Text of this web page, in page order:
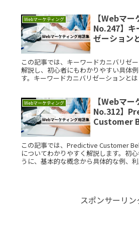
Webマーケティング
【Webマ
No.247】キ
ゼーション
この記事では、キーワードカニバリゼ
解説し、初心者にもわかりやすい具体
す。キーワードカニバリゼーションと
Webマーケティング
【Webマ
No.312】
Customer
と解説
この記事では、Predictive Customer
についてわかりやすく解説します。初
うに、基本的な概念から具体的な例、
スポンサーリン